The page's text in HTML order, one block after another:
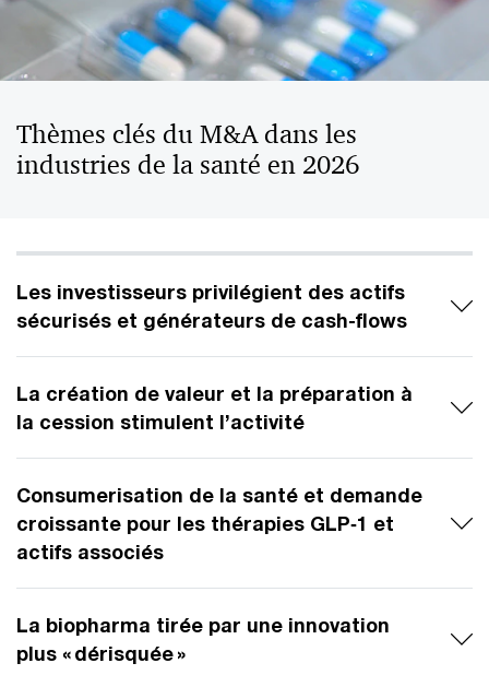
Thèmes clés du M&A dans les
industries de la santé en 2026
Les investisseurs privilégient des actifs
sécurisés et générateurs de cash-flows
La création de valeur et la préparation à
la cession stimulent l’activité
Consumerisation de la santé et demande
croissante pour les thérapies GLP‑1 et
actifs associés
La biopharma tirée par une innovation
plus « dérisquée »